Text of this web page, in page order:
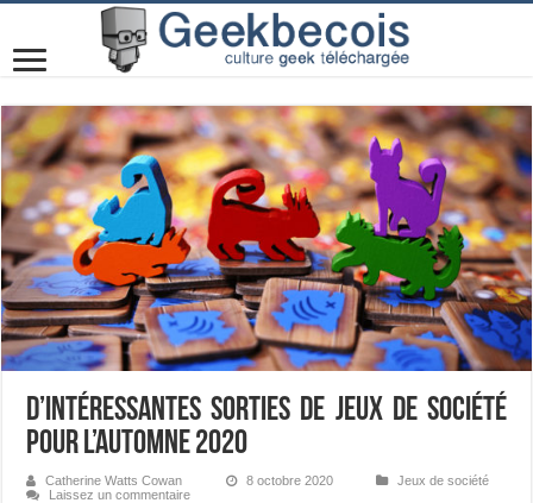
D’intéressantes sorties de jeux de société
pour l’automne 2020
Catherine Watts Cowan 8 octobre 2020
Jeux de société
Laissez un commentaire